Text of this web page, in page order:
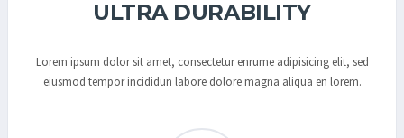
ULTRA DURABILITY
Lorem ipsum dolor sit amet, consectetur enrume adipisicing elit, sed
eiusmod tempor incididun labore dolore magna aliqua en lorem.